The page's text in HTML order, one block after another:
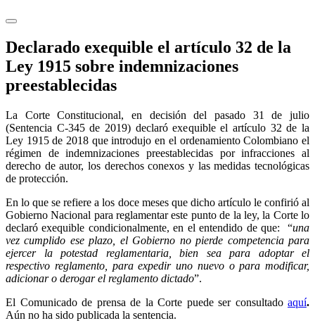
Declarado exequible el artículo 32 de la
Ley 1915 sobre indemnizaciones
preestablecidas
La Corte Constitucional, en decisión del pasado 31 de julio
(Sentencia C-345 de 2019) declaró exequible el artículo 32 de la
Ley 1915 de 2018 que introdujo en el ordenamiento Colombiano el
régimen de indemnizaciones preestablecidas por infracciones al
derecho de autor, los derechos conexos y las medidas tecnológicas
de protección.
En lo que se refiere a los doce meses que dicho artículo le confirió al
Gobierno Nacional para reglamentar este punto de la ley, la Corte lo
declaró exequible condicionalmente, en el entendido de que: “una
vez cumplido ese plazo, el Gobierno no pierde competencia para
ejercer la potestad reglamentaria, bien sea para adoptar el
respectivo reglamento, para expedir uno nuevo o para modificar,
adicionar o derogar el reglamento dictado”.
El Comunicado de prensa de la Corte puede ser consultado aquí.
Aún no ha sido publicada la sentencia.